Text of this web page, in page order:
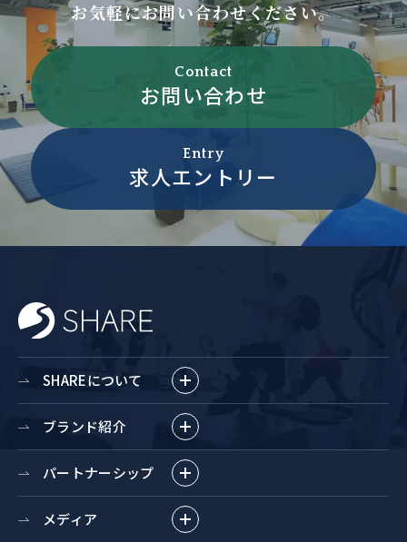
お気軽にお問い合わせください。
Contact
お問い合わせ
Entry
求人エントリー
SHAREについて
ブランド紹介
パートナーシップ
メディア